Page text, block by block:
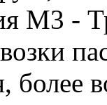
M3 -
более